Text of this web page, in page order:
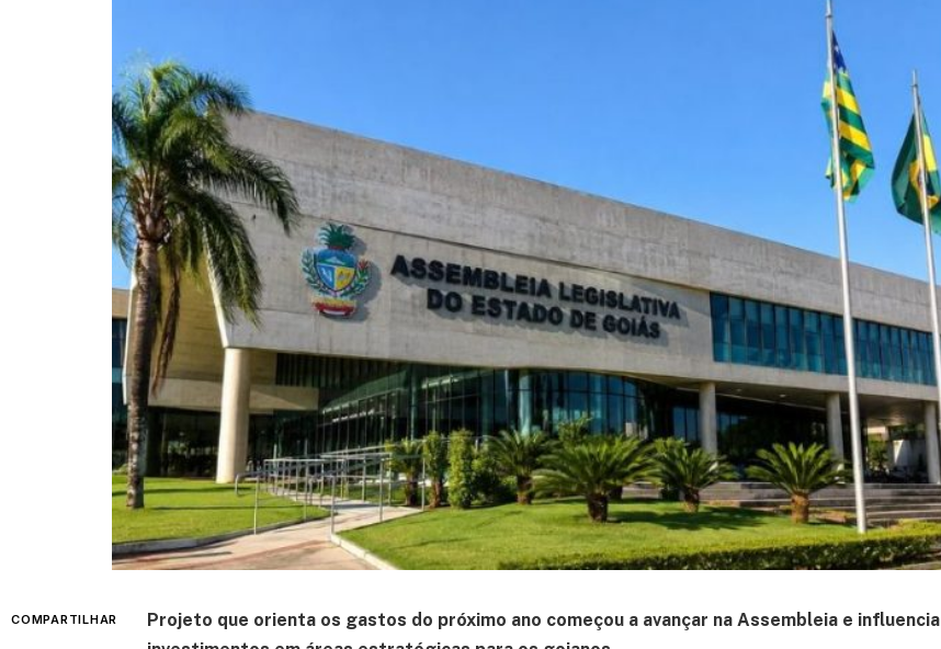
COMPARTILHAR
Projeto que orienta os gastos do próximo ano começou a avançar na Assembleia e influencia